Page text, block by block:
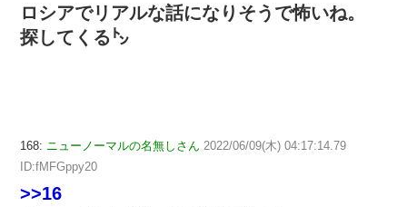
ロシアでリアルな話になりそうで怖いね。
探してくる㌧
168: ニューノーマルの名無しさん 2022/06/09(木) 04:17:14.79
ID:fMFGppy20
>>16